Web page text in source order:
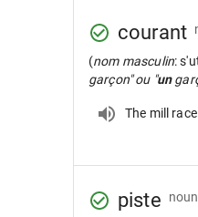
courant
(nom masculin:
garçon" ou "un
The mill
piste noun